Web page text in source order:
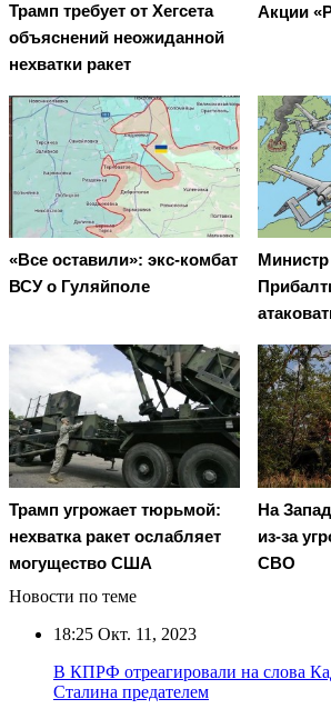
Трамп требует от Хегсета
объяснений неожиданной
нехватки ракет
Акции
«Все оставили»: экс-комбат
ВСУ о Гуляйполе
Трамп угрожает тюрьмой:
нехватка ракет ослабляет
могущество США
На
из-за
СВО
Новости по теме
18:25 Окт. 11, 2023
В КПРФ отреагировали на слова
Сталина предателем